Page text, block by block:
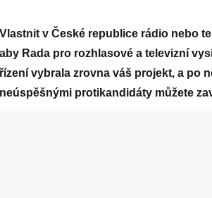
Vlastnit v České republice rádio nebo
aby Rada pro rozhlasové a televizní
řízení vybrala zrovna váš projekt, a po
neúspěšnými protikandidáty můžete